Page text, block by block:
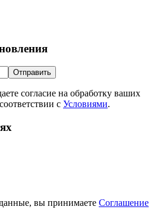
согласие на обработку ваших
с Условиями.
вы принимаете Соглашение